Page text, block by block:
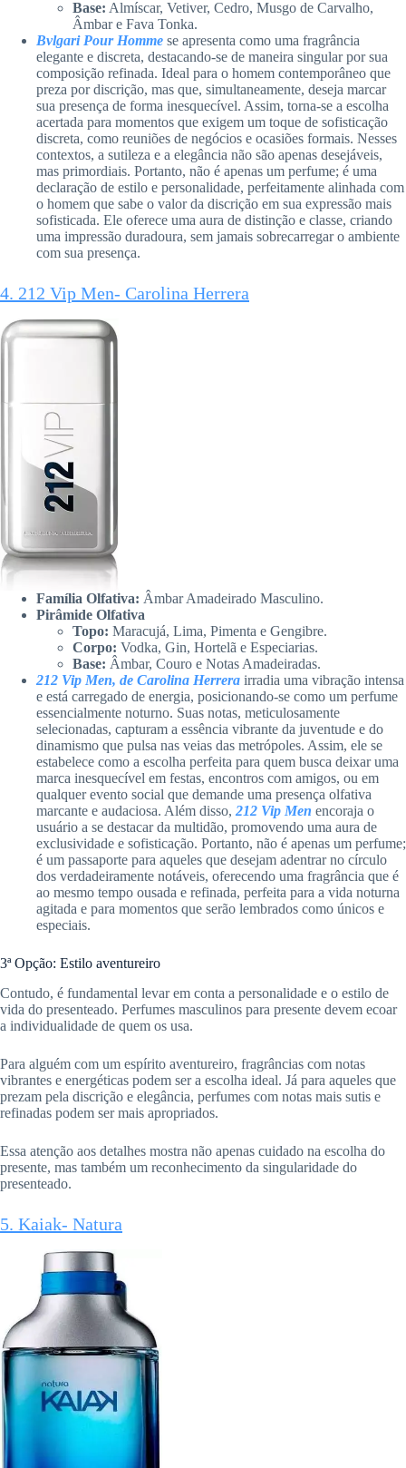
Base: Almíscar, Vetiver, Cedro, Musgo de Carvalho,
Âmbar e Fava Tonka.
Bvlgari Pour Homme se apresenta como uma fragrância
elegante e discreta, destacando-se de maneira singular por sua
composição refinada. Ideal para o homem contemporâneo que
preza por discrição, mas que, simultaneamente, deseja marcar
sua presença de forma inesquecível. Assim, torna-se a escolha
acertada para momentos que exigem um toque de sofisticação
discreta, como reuniões de negócios e ocasiões formais. Nesses
contextos, a sutileza e a elegância não são apenas desejáveis,
mas primordiais. Portanto, não é apenas um perfume; é uma
declaração de estilo e personalidade, perfeitamente alinhada com
o homem que sabe o valor da discrição em sua expressão mais
sofisticada. Ele oferece uma aura de distinção e classe, criando
uma impressão duradoura, sem jamais sobrecarregar o ambiente
com sua presença.
4. 212 Vip Men- Carolina Herrera
Família Olfativa: Âmbar Amadeirado Masculino.
Pirâmide Olfativa
Topo: Maracujá, Lima, Pimenta e Gengibre.
Corpo: Vodka, Gin, Hortelã e Especiarias.
Base: Âmbar, Couro e Notas Amadeiradas.
212 Vip Men, de Carolina Herrera irradia uma vibração intensa
e está carregado de energia, posicionando-se como um perfume
essencialmente noturno. Suas notas, meticulosamente
selecionadas, capturam a essência vibrante da juventude e do
dinamismo que pulsa nas veias das metrópoles. Assim, ele se
estabelece como a escolha perfeita para quem busca deixar uma
marca inesquecível em festas, encontros com amigos, ou em
qualquer evento social que demande uma presença olfativa
marcante e audaciosa. Além disso, 212 Vip Men encoraja o
usuário a se destacar da multidão, promovendo uma aura de
exclusividade e sofisticação. Portanto, não é apenas um perfume;
é um passaporte para aqueles que desejam adentrar no círculo
dos verdadeiramente notáveis, oferecendo uma fragrância que é
ao mesmo tempo ousada e refinada, perfeita para a vida noturna
agitada e para momentos que serão lembrados como únicos e
especiais.
3ª Opção: Estilo aventureiro
Contudo, é fundamental levar em conta a personalidade e o estilo de
vida do presenteado. Perfumes masculinos para presente devem ecoar
a individualidade de quem os usa.
Para alguém com um espírito aventureiro, fragrâncias com notas
vibrantes e energéticas podem ser a escolha ideal. Já para aqueles que
prezam pela discrição e elegância, perfumes com notas mais sutis e
refinadas podem ser mais apropriados.
Essa atenção aos detalhes mostra não apenas cuidado na escolha do
presente, mas também um reconhecimento da singularidade do
presenteado.
5. Kaiak- Natura